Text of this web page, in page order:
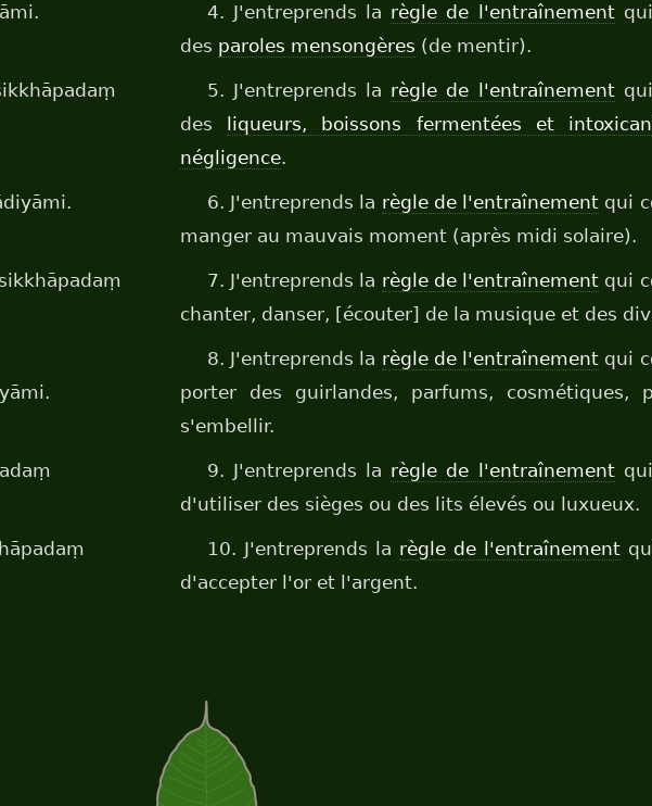
4. J'entreprends la règle de l'entraînementqui
des paroles mensongères (de mentir).
5. J'entreprends la règle de l'entraînementqui
des
liqueurs, boissons fermentées et
négligence.
6. J'entreprends la règle de l'entraînement qui
manger au mauvais moment (après midi solaire).
7. J'entreprends la règle de l'entraînement qui
chanter, danser, [écouter] de la musique et des
8. J'entreprends la règle de l'entraînement qui
porter des guirlandes, parfums, cosmétiques,
s'embellir.
9. J'entreprends la règle de l'entraînementqui
d'utiliser des sièges ou des lits élevés ou luxueux.
10. J'entreprends la règle de l'entraînement
d'accepter l'or et l'argent.